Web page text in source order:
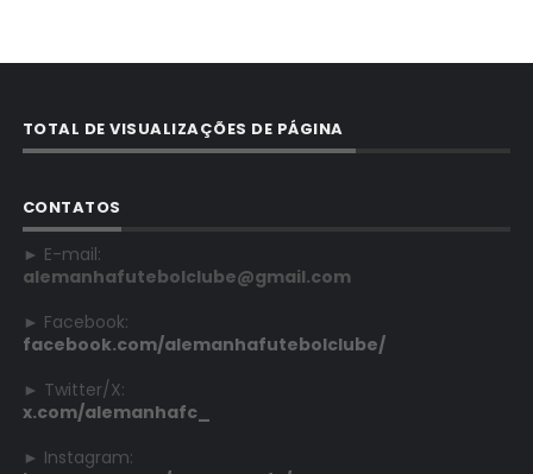
TOTAL DE VISUALIZAÇÕES DE PÁGINA
CONTATOS
► E-mail:
alemanhafutebolclube@gmail.com
► Facebook:
facebook.com/alemanhafutebolclube/
► Twitter/X:
x.com/alemanhafc_
► Instagram: